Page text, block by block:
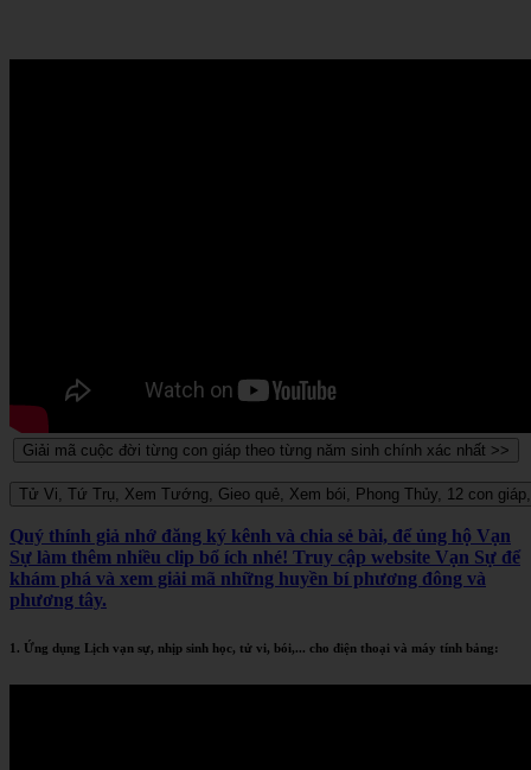
Quý thính giả nhớ đăng ký kênh và chia sẻ bài, để ủng hộ Vạn
Sự làm thêm nhiều clip bổ ích nhé! Truy cập website Vạn Sự để
khám phá và xem giải mã những huyền bí phương đông và
phương tây.
1. Ứng dụng Lịch vạn sự, nhịp sinh học, tử vi, bói,... cho điện thoại và máy tính bảng: